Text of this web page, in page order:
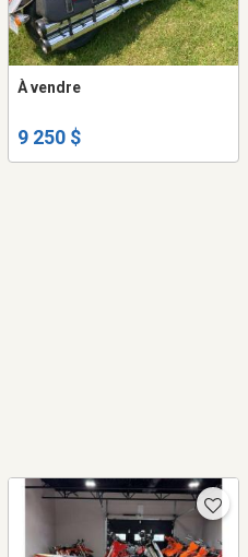
À vendre
9 250 $